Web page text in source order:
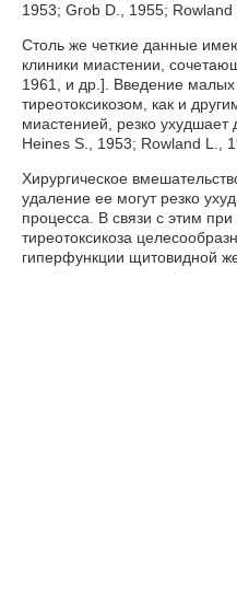
1953; Grob D., 1955; Rowland
Столь же четкие данные
клиники миастении,
1961, и др.]. Введение
тиреотоксикозом, как и
миастенией, резко ухудшает
Heines S., 1953; Rowland L.,
Хирургическое
удаление ее могут резко
процесса. В связи с этим
тиреотоксикоза
гиперфункции щитовидной